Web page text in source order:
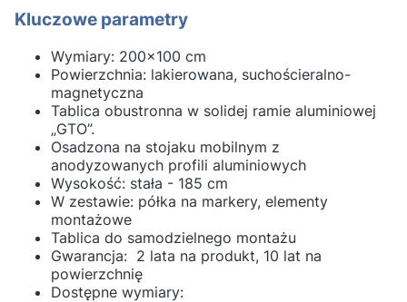
Kluczowe parametry
Wymiary: 200x100 cm
Powierzchnia: lakierowana, suchościeralno-
magnetyczna
Tablica obustronna w solidej ramie aluminiowej
„GTO”.
Osadzona na stojaku mobilnym z
anodyzowanych profili aluminiowych
Wysokość: stała - 185 cm
W zestawie: półka na markery, elementy
montażowe
Tablica do samodzielnego montażu
Gwarancja: 2 lata na produkt, 10 lat na
powierzchnię
Dostępne wymiary: